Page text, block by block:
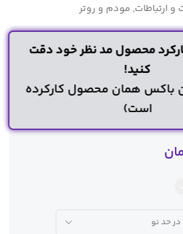
و ارتباطات, مودم و روتر
محصول مد نظر خود دقت
کنید!
باکس همان محصول کارکرده
است)